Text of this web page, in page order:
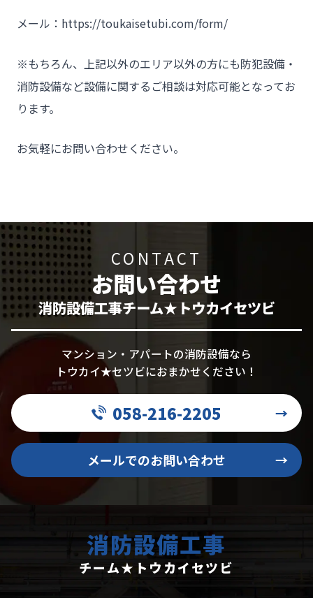
メール：https://toukaisetubi.com/form/
※もちろん、上記以外のエリア以外の方にも防犯設備・
消防設備など設備に関するご相談は対応可能となってお
ります。
お気軽にお問い合わせください。
CONTACT
お問い合わせ
消防設備工事チーム★トウカイセツビ
マンション・アパートの消防設備なら
トウカイ★セツビにおまかせください！
058-216-2205 →
メールでのお問い合わせ →
消防設備工事
チーム★トウカイセツビ